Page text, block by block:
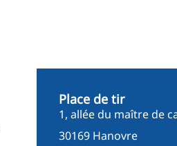
Place de tir
1, allée du maître de
30169 Hanovre